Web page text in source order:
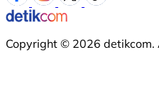
Copyright © 2026 detikcom.